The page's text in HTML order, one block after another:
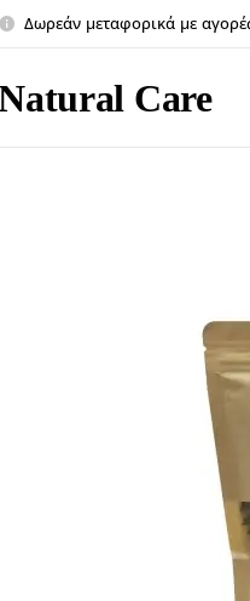
Δωρεάν μεταφορικά με
Care